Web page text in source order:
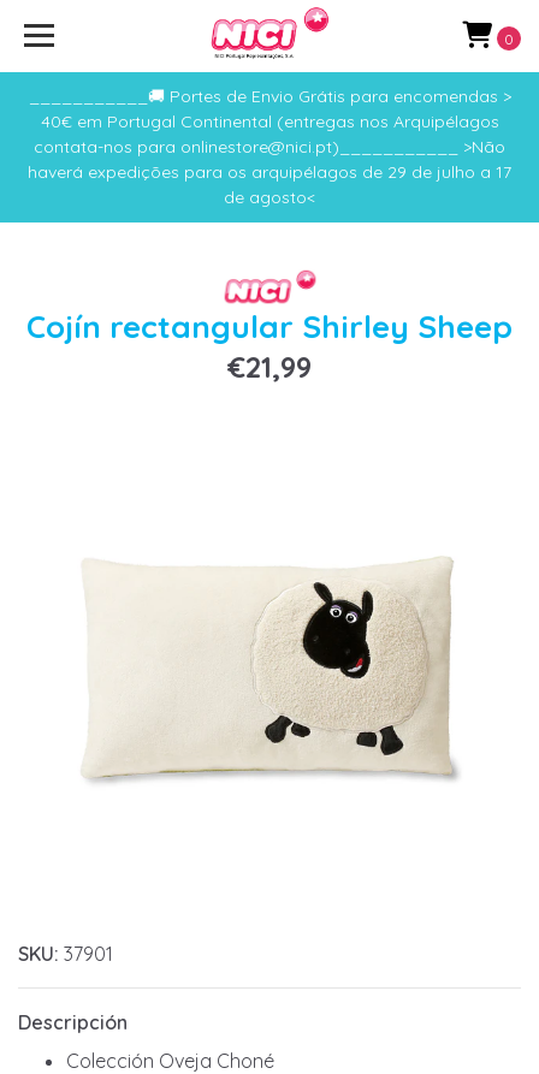
___________🚚 Portes de Envio Grátis para encomendas >
40€ em Portugal Continental (entregas nos Arquipélagos
contata-nos para onlinestore@nici.pt)___________ >Não
haverá expedições para os arquipélagos de 29 de julho a 17
de agosto<
0
Cojín rectangular Shirley Sheep
€21,99
SKU: 37901
Descripción
Colección Oveja Choné